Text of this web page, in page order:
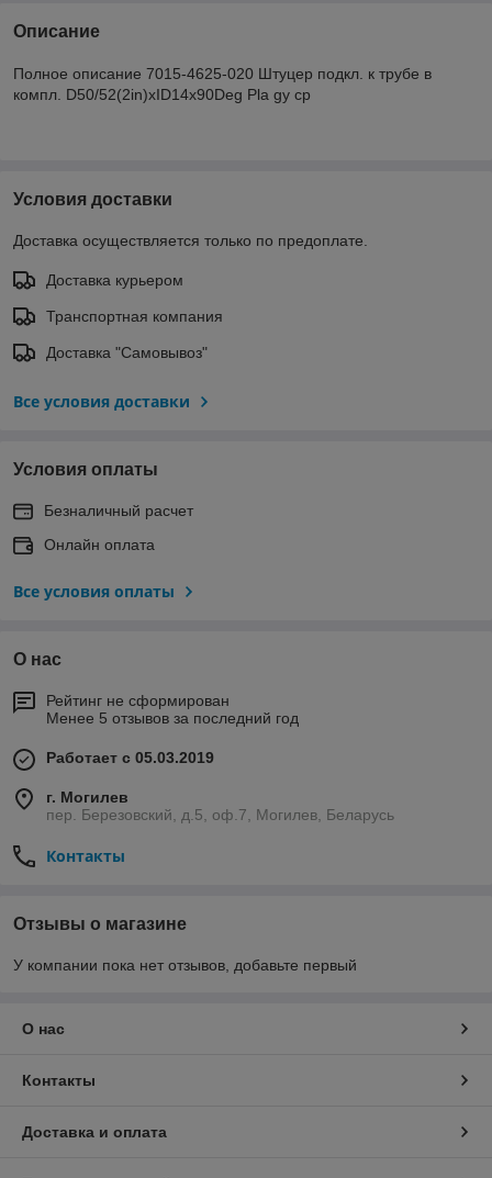
Описание
Полное описание 7015-4625-020 Штуцер подкл. к трубе в
компл. D50/52(2in)xID14x90Deg Pla gy cp
Условия доставки
Доставка осуществляется только по предоплате.
Доставка курьером
Транспортная компания
Доставка "Самовывоз"
Все условия доставки
Условия оплаты
Безналичный расчет
Онлайн оплата
Все условия оплаты
О нас
Рейтинг не сформирован
Менее 5 отзывов за последний год
Работает с 05.03.2019
г. Могилев
пер. Березовский, д.5, оф.7, Могилев, Беларусь
Контакты
Отзывы о магазине
У компании пока нет отзывов, добавьте первый
О нас
Контакты
Доставка и оплата